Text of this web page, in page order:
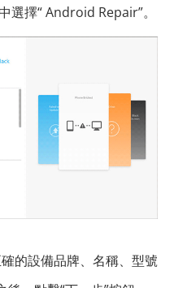
選擇“ Android Repair”。
的設備品牌、名稱、型號